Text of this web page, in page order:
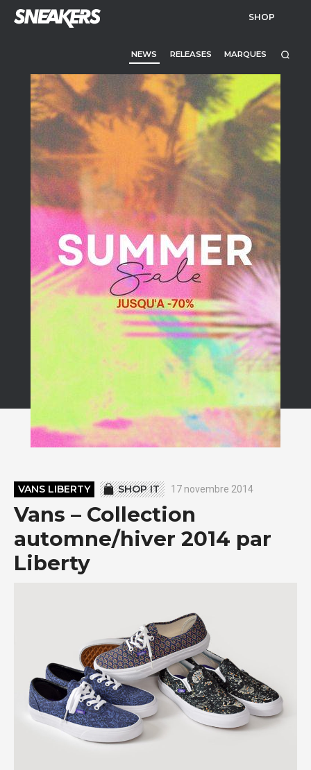
SHOP
NEWS RELEASES MARQUES
VANS LIBERTY SHOP IT 17 novembre 2014
Vans – Collection
automne/hiver 2014 par
Liberty